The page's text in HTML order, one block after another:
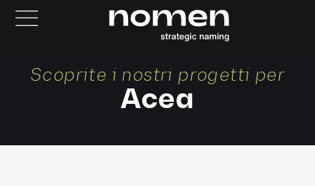
Scoprite i nostri progetti per
Acea